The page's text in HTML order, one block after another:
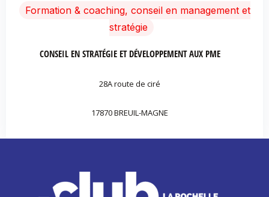
Formation & coaching, conseil en management et
stratégie
CONSEIL EN STRATÉGIE ET DÉVELOPPEMENT AUX PME
28A route de ciré
17870 BREUIL-MAGNE